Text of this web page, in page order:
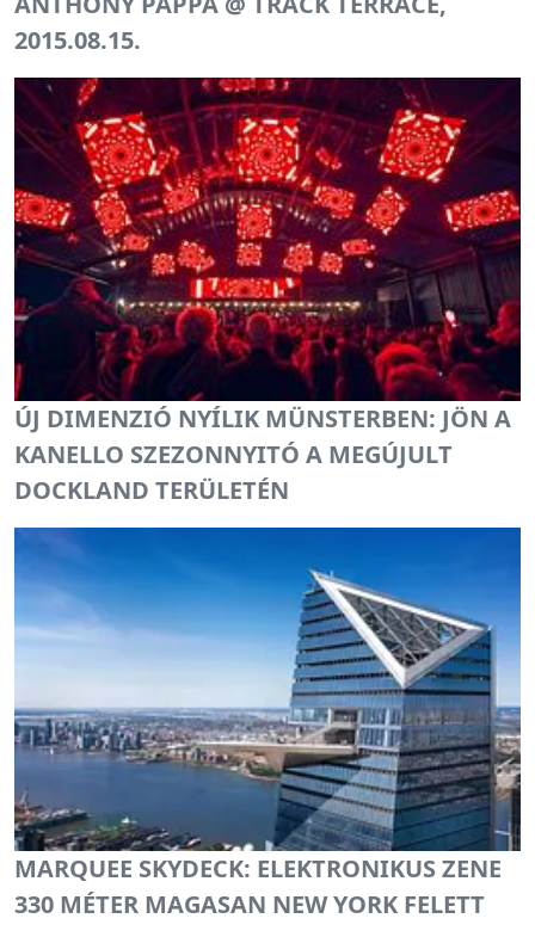
2015.08.15.
ÚJ DIMENZIÓ NYÍLIK MÜNSTERBEN: JÖN A
KANELLO SZEZONNYITÓ A MEGÚJULT
DOCKLAND TERÜLETÉN
MARQUEE SKYDECK: ELEKTRONIKUS ZENE
330 MÉTER MAGASAN NEW YORK FELETT